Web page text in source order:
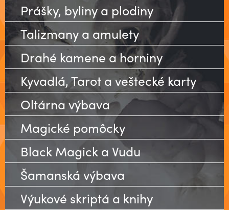
Prášky, byliny a plodiny
Talizmany a amulety
Drahé kamene a horniny
Kyvadlá, Tarot a veštecké karty
Oltárna výbava
Magické pomôcky
Black Magick a Vudu
Šamanská výbava
Výukové skriptá a knihy